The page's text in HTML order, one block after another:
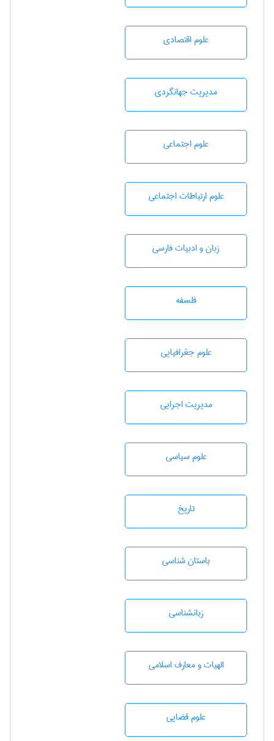
علوم اقتصادی
مديريت جهانگردی
علوم اجتماعی
علوم ارتباطات اجتماعی
زبان و ادبيات فارسی
فلسفه
علوم جغرافيايی
مديريت اجرايی
علوم سياسی
تاريخ
باستان شناسی
زبانشناسی
الهیات و معارف اسلامی
علوم قضایی